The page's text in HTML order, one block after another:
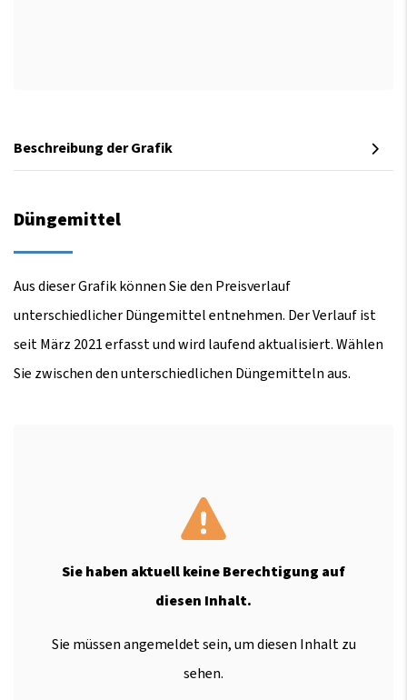
Beschreibung der Grafik
Düngemittel
Aus dieser Grafik können Sie den Preisverlauf
unterschiedlicher Düngemittel entnehmen. Der Verlauf ist
seit März 2021 erfasst und wird laufend aktualisiert. Wählen
Sie zwischen den unterschiedlichen Düngemitteln aus.
Sie haben aktuell keine Berechtigung auf
diesen Inhalt.
Sie müssen angemeldet sein, um diesen Inhalt zu
sehen.